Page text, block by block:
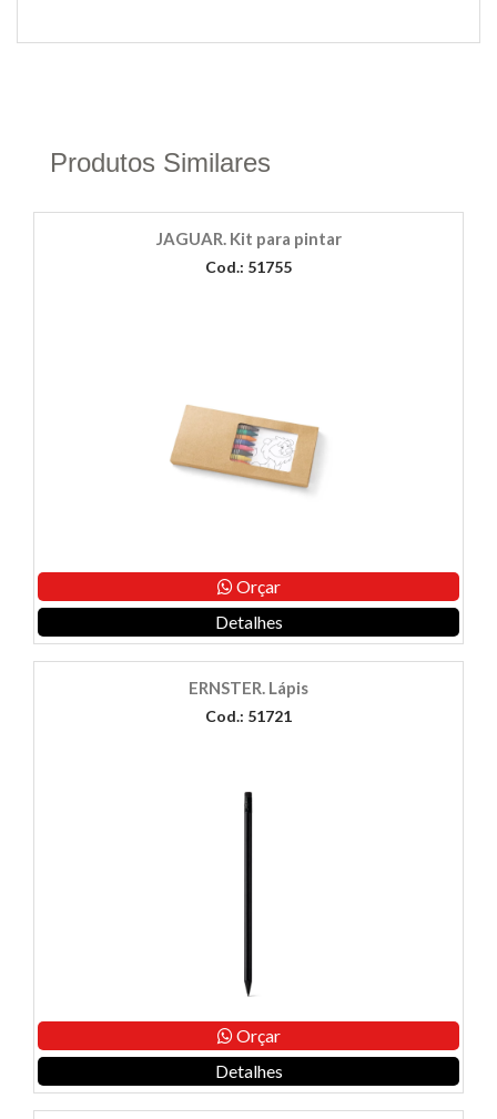
Produtos Similares
JAGUAR. Kit para pintar
Cod.: 51755
Orçar
Detalhes
ERNSTER. Lápis
Cod.: 51721
Orçar
Detalhes